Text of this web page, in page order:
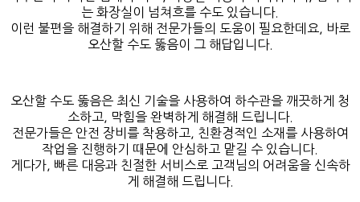
는 화장실이 넘쳐흐를 수도 있습니다.
이런 불편을 해결하기 위해 전문가들의 도움이 필요한데요, 바로
오산할 수도 뚫음이 그 해답입니다.
오산할 수도 뚫음은 최신 기술을 사용하여 하수관을 깨끗하게 청
소하고, 막힘을 완벽하게 해결해 드립니다.
전문가들은 안전 장비를 착용하고, 친환경적인 소재를 사용하여
작업을 진행하기 때문에 안심하고 맡길 수 있습니다.
게다가, 빠른 대응과 친절한 서비스로 고객님의 어려움을 신속하
게 해결해 드립니다.